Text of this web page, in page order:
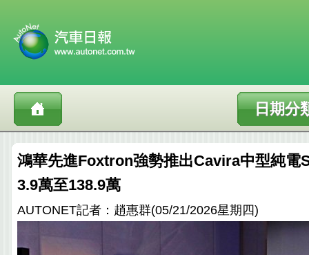
日期分
鴻華先進Foxtron強勢推出Cavira中型純電
3.9萬至138.9萬
AUTONET記者：趙惠群(05/21/2026星期四)